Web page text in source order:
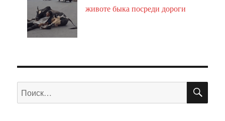
животе быка посреди дороги
Искать: